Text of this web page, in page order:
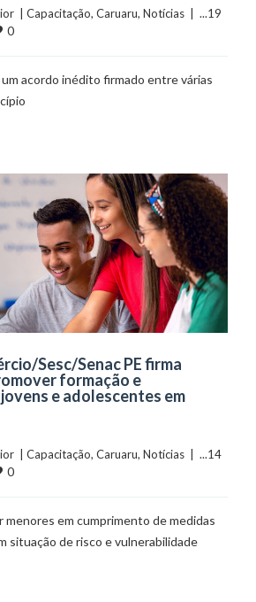
|
Capacitação, Caruaru, Notícias
  |  ...19
0
acordo inédito firmado entre várias
Sesc/Senac PE firma
formação e
e adolescentes em
|
Capacitação, Caruaru, Notícias
  |  ...14
0
menores em cumprimento de medidas
situação de risco e vulnerabilidade